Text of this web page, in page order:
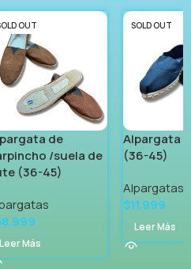
OUT
de
/suela de
(36-45)
Leer Más
SOLD OUT
Alpargata
(36-45)
Alpargatas
$11.999
Leer Más